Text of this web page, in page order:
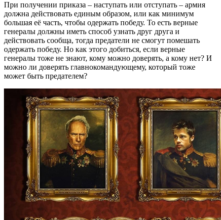
При получении приказа – наступать или отступать – армия
должна действовать единым образом, или как минимум
большая её часть, чтобы одержать победу. То есть верные
генералы должны иметь способ узнать друг друга и
действовать сообща, тогда предатели не смогут помешать
одержать победу. Но как этого добиться, если верные
генералы тоже не знают, кому можно доверять, а кому нет? И
можно ли доверять главнокомандующему, который тоже
может быть предателем?